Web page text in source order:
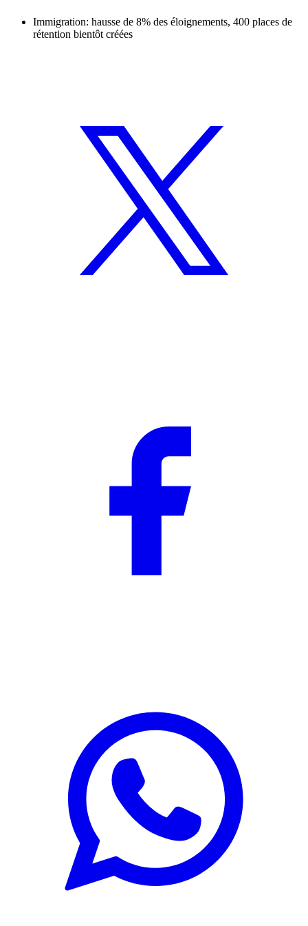
Immigration: hausse de 8% des éloignements, 400 places de
rétention bientôt créées